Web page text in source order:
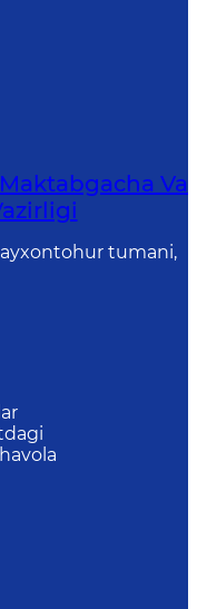
Va
tumani,